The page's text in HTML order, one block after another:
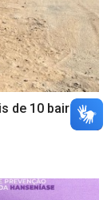
de 10 bairros